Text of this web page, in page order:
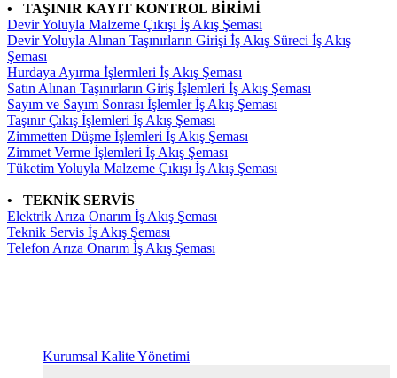
• TAŞINIR KAYIT KONTROL BİRİMİ
Devir Yoluyla Malzeme Çıkışı İş Akış Şeması
Devir Yoluyla Alınan Taşınırların Girişi İş Akış Süreci İş Akış
Şeması
Hurdaya Ayırma İşlermleri İş Akış Şeması
Satın Alınan Taşınırların Giriş İşlemleri İş Akış Şeması
Sayım ve Sayım Sonrası İşlemler İş Akış Şeması
Taşınır Çıkış İşlemleri İş Akış Şeması
Zimmetten Düşme İşlemleri İş Akış Şeması
Zimmet Verme İşlemleri İş Akış Şeması
Tüketim Yoluyla Malzeme Çıkışı İş Akış Şeması
• TEKNİK SERVİS
Elektrik Arıza Onarım İş Akış Şeması
Teknik Servis İş Akış Şeması
Telefon Arıza Onarım İş Akış Şeması
Kurumsal Kalite Yönetimi